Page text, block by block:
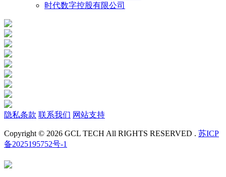
时代数字控股有限公司
隐私条款 联系我们 网站支持
Copyright © 2026 GCL TECH All RIGHTS RESERVED . 苏ICP
备2025195752号-1